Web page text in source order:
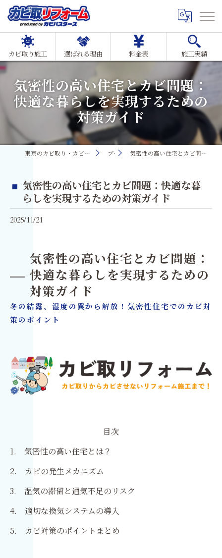
カビ取り施工 選ばれる理由 料金表 施工実績
気密性の高い住宅とカビ問題：
快適な暮らしを実現するための
対策ガイド
東京のカビ取り・カビ対策ならMIST工法®カビ取リフォーム ブログ 気密性の高い住宅とカビ問題：快適な暮らしを実現するための対策ガイド
気密性の高い住宅とカビ問題：快適な暮
らしを実現するための対策ガイド
2025/11/21
気密性の高い住宅とカビ問題：
快適な暮らしを実現するための
対策ガイド
冬の結露、湿度の罠から解放！気密性住宅でのカビ対
策のポイント
目次
1. 気密性の高い住宅とは？
2. カビの発生メカニズム
3. 湿気の滞留と通気不足のリスク
4. 適切な換気システムの導入
5. カビ対策のポイントまとめ